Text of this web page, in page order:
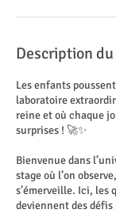
Description
Les enfants
laboratoire
reine et où chaque
surprises ! 🚀✨
Bienvenue dans
stage où l’on
s’émerveille. Ici, les
deviennent des